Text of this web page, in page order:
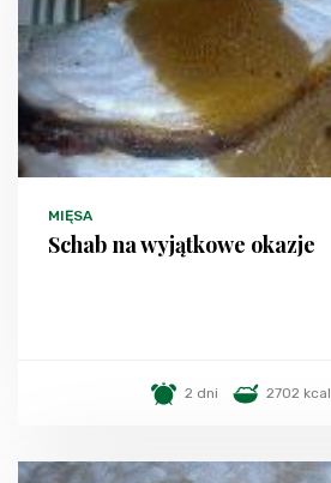
MIĘSA
Schab na wyjątkowe okazje
2 dni 2702 kcal